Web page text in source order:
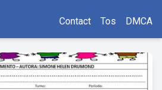
Contact Tos DMCA